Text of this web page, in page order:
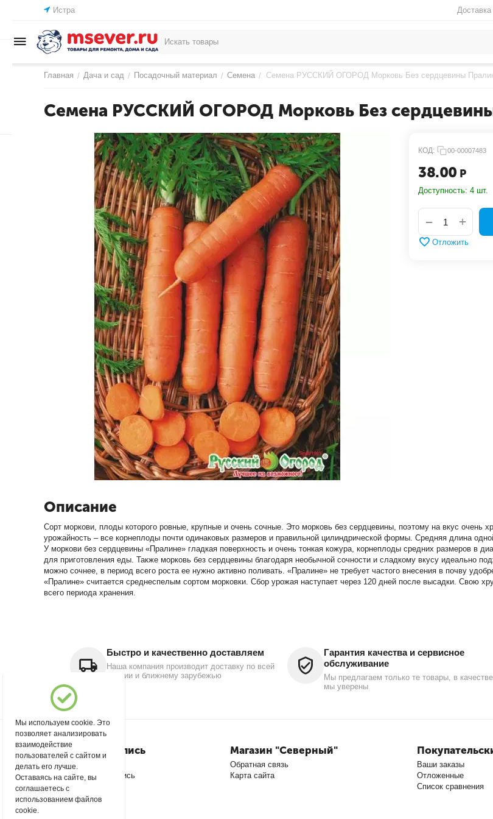
Истра
Главная / Дача и сад / Посадочный материал / Семена / Семена РУССКИЙ ОГОРОД Морковь Без сердцевины
Семена РУССКИЙ ОГОРОД Морковь Без
КОД: 00-00007483
38.00 Р
Доступность: 4 шт.
+
−
Отложить
Описание
Сорт моркови, плоды которого ровные, крупные и очень сочные. Это морковь без сердцевины, поэтому на вкус очень
урожайность – все корнеплоды почти одинаковых размеров и правильной цилиндрической формы. Средняя длина
У моркови без сердцевины «Пралине» гладкая поверхность и очень тонкая кожура, корнеплоды средних размеров в
для приготовления еды. Также морковь без сердцевины благодаря необычной сочности и сладкому вкусу идеально
можно сочнее, в период всего роста ее нужно активно поливать. «Пралине» не требует частого внесения в почву
«Пралине» считается среднеспелым сортом морковки. Сбор урожая наступает через 120 дней после высадки. Свою
всего периода хранения.
Быстро и качественно доставляем
Наша компания производит доставку по всей
России и ближнему зарубежью
Гарантия качества и сервисное
обслуживание
Мы предлагаем только те товары, в
мы уверены
Моя учетная запись
Войти
Создать учетную запись
Магазин "Северный"
Обратная связь
Карта сайта
Ваши заказы
Отложенные
Список сравнения
Мы используем cookie. Это
позволяет анализировать
взаимодействие
пользователей с сайтом и
делать его лучше.
Оставаясь на сайте, вы
соглашаетесь с
использованием файлов
cookie.